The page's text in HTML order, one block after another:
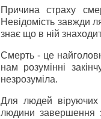
Причина страху
Невідомість завжди
знає що в ній
Смерть - це
нам розумінні
незрозуміла.
Для людей віруючих
людини завершення